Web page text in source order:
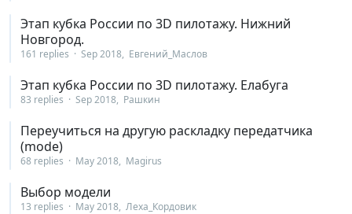
Этап кубка России по 3D пилотажу. Нижний
Новгород.
161 replies Sep 2018 Евгений_Маслов
Этап кубка России по 3D пилотажу. Елабуга
83 replies Sep 2018 Рашкин
Переучиться на другую раскладку передатчика
(mode)
68 replies May 2018 Magirus
Выбор модели
13 replies May 2018 Леха_Кордовик